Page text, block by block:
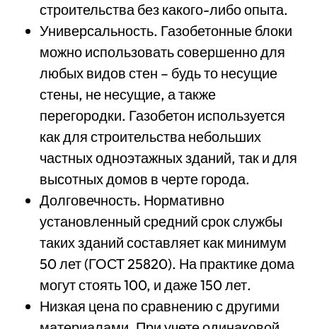
строительства без какого-либо опыта.
Универсальность. Газобетонные блоки
можно использовать совершенно для
любых видов стен – будь то несущие
стены, не несущие, а также
перегородки. Газобетон используется
как для строительства небольших
частных одноэтажных зданий, так и для
высотных домов в черте города.
Долговечность. Нормативно
установленный средний срок службы
таких зданий составляет как минимум
50 лет (ГОСТ 25820). На практике дома
могут стоять 100, и даже 150 лет.
Низкая цена по сравнению с другими